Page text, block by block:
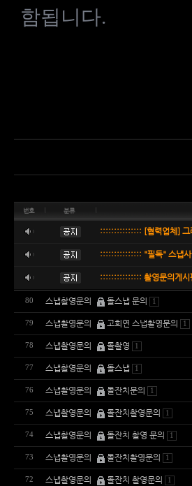
함됩니다.
번호 분류
::::::::::::::: [협력업체] 그
::::::::::::::: "필독" 스냅사
::::::::::::::: 촬영문의게
80 스냅촬영문의 돌스냅 문의 1
79 스냅촬영문의 고희연 스냅촬영문의 1
78 스냅촬영문의 돌촬영 1
77 스냅촬영문의 돌스냅 1
76 스냅촬영문의 돌잔치문의 1
75 스냅촬영문의 돌잔치촬영문의 1
74 스냅촬영문의 돌잔치 촬영 문의 1
73 스냅촬영문의 돌잔치촬영문의 1
72 스냅촬영문의 돌잔치 촬영문의 1